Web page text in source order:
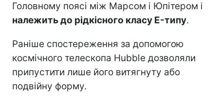
Головному поясі між Марсом і Юпітером і
належить до рідкісного класу E-типу.
Раніше спостереження за допомогою
космічного телескопа Hubble дозволяли
припустити лише його витягнуту або
подвійну форму.